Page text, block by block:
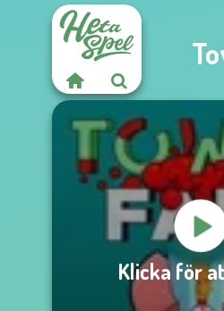
Klicka för